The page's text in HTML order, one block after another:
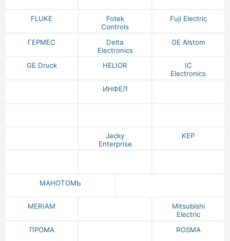
FLUKE
Fotek
Controls
Fuji Electric
ГЕРМЕС
Delta
Electronics
GE Alstom
GE Druck HELIOR
IC
Electronics
ИНФЕЛ
Jacky
Enterprise
KEP
МАНОТОМЬ
MERIAM
Mitsubishi
Electric
ПРОМА
ROSMA